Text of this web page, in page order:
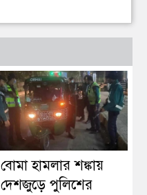
বোমা হামলার শঙ্কায়
দেশজুড়ে পুলিশের